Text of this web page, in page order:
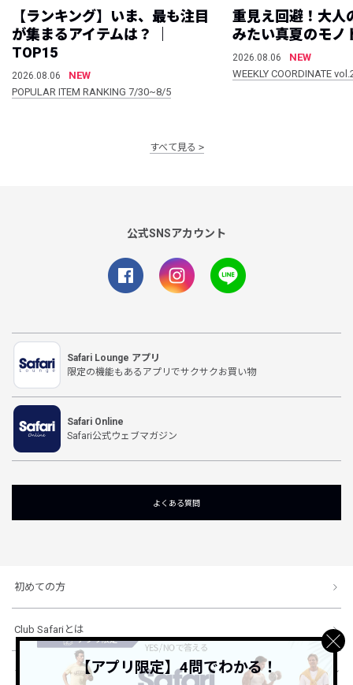
【ランキング】いま、最も注目
が集まるアイテムは？ ｜
TOP15
2026.08.06
NEW
POPULAR ITEM RANKING 7/30~8/5
重見え回避！大人
みたい真夏のモノ
2026.08.06
NEW
WEEKLY COORDINATE
すべて見る
公式SNSアカウント
Safari Lounge アプリ
限定の機能もあるアプリでサクサクお買い物
Safari Online
Safari公式ウェブマガジン
よくある質問
初めての方
Club Safariとは
ショッピングガイド【アプリ限定】4問でわかる！